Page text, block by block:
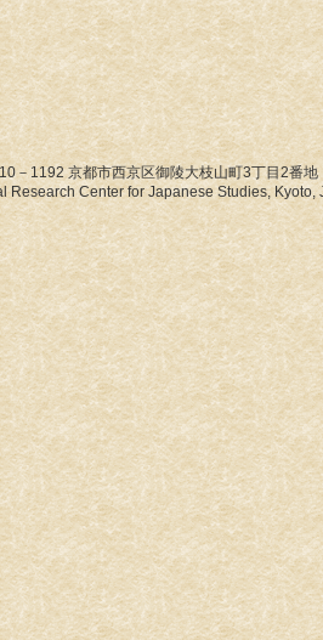
－1192 京都市西京区御陵大枝山町3丁目2番地
Research Center for Japanese Studies, Kyoto,